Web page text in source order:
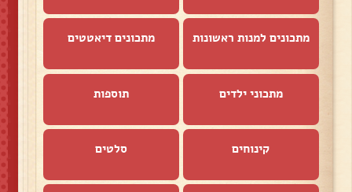
מתכונים למנות ראשונות מתכונים דיאטטים
מתכוני ילדים תוספות
קינוחים סלטים